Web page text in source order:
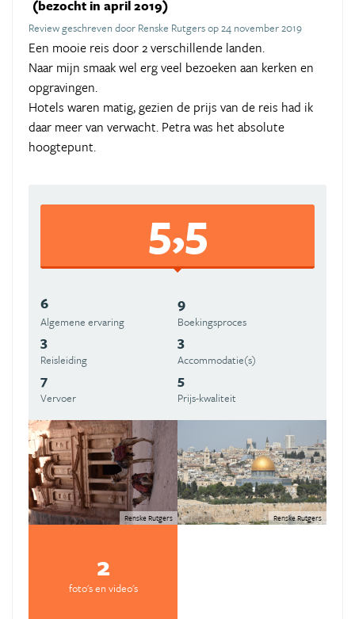
(bezocht in april 2019)
Review geschreven door Renske Rutgers op 24 november 2019
Een mooie reis door 2 verschillende landen.
Naar mijn smaak wel erg veel bezoeken aan kerken en
opgravingen.
Hotels waren matig, gezien de prijs van de reis had ik
daar meer van verwacht. Petra was het absolute
hoogtepunt.
5,5
6
Algemene ervaring
9
Boekingsproces
3
Reisleiding
3
Accommodatie(s)
7
Vervoer
5
Prijs-kwaliteit
Renske Rutgers Renske Rutgers
2
foto's en video's